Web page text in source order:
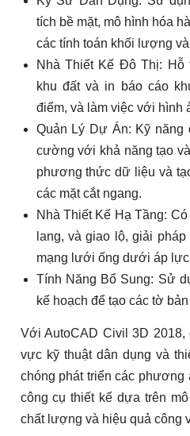
tích bề mặt, mô hình hóa
các tính toán khối lượng
Nhà Thiết Kế Đô Thị:
khu đất và in báo cáo
điểm, và làm việc với hình
Quản Lý Dự Án: Kỹ
cường với khả năng tạo
phương thức dữ liệu và
các mặt cắt ngang.
Nhà Thiết Kế Hạ Tầng:
lang, và giao lộ, giải
mạng lưới ống dưới áp
Tính Năng Bổ Sung: Sử
kế hoạch để tạo các tờ
Với AutoCAD Civil 3D 2018,
vực kỹ thuật dân dụng và
chóng phát triển các phương
công cụ thiết kế dựa trên
chất lượng và hiệu quả công